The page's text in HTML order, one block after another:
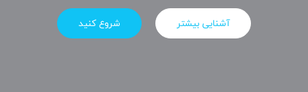
آشنایی بیشتر شروع کنید